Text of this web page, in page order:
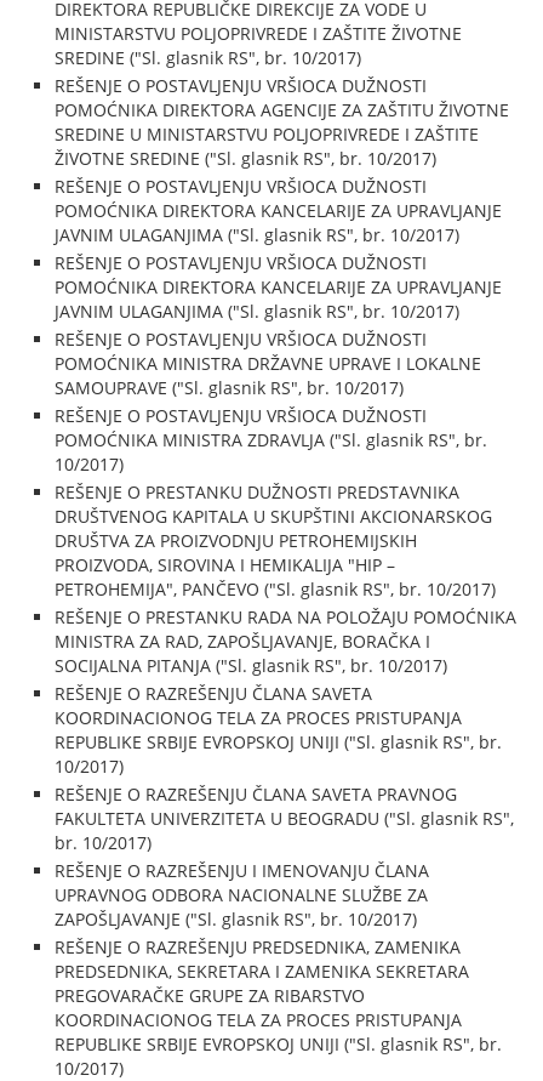
DIREKTORA REPUBLIČKE DIREKCIJE ZA VODE U
MINISTARSTVU POLJOPRIVREDE I ZAŠTITE ŽIVOTNE
SREDINE ("Sl. glasnik RS", br. 10/2017)
REŠENJE O POSTAVLJENJU VRŠIOCA DUŽNOSTI
POMOĆNIKA DIREKTORA AGENCIJE ZA ZAŠTITU ŽIVOTNE
SREDINE U MINISTARSTVU POLJOPRIVREDE I ZAŠTITE
ŽIVOTNE SREDINE ("Sl. glasnik RS", br. 10/2017)
REŠENJE O POSTAVLJENJU VRŠIOCA DUŽNOSTI
POMOĆNIKA DIREKTORA KANCELARIJE ZA UPRAVLJANJE
JAVNIM ULAGANJIMA ("Sl. glasnik RS", br. 10/2017)
REŠENJE O POSTAVLJENJU VRŠIOCA DUŽNOSTI
POMOĆNIKA DIREKTORA KANCELARIJE ZA UPRAVLJANJE
JAVNIM ULAGANJIMA ("Sl. glasnik RS", br. 10/2017)
REŠENJE O POSTAVLJENJU VRŠIOCA DUŽNOSTI
POMOĆNIKA MINISTRA DRŽAVNE UPRAVE I LOKALNE
SAMOUPRAVE ("Sl. glasnik RS", br. 10/2017)
REŠENJE O POSTAVLJENJU VRŠIOCA DUŽNOSTI
POMOĆNIKA MINISTRA ZDRAVLJA ("Sl. glasnik RS", br.
10/2017)
REŠENJE O PRESTANKU DUŽNOSTI PREDSTAVNIKA
DRUŠTVENOG KAPITALA U SKUPŠTINI AKCIONARSKOG
DRUŠTVA ZA PROIZVODNJU PETROHEMIJSKIH
PROIZVODA, SIROVINA I HEMIKALIJA "HIP –
PETROHEMIJA", PANČEVO ("Sl. glasnik RS", br. 10/2017)
REŠENJE O PRESTANKU RADA NA POLOŽAJU POMOĆNIKA
MINISTRA ZA RAD, ZAPOŠLJAVANJE, BORAČKA I
SOCIJALNA PITANJA ("Sl. glasnik RS", br. 10/2017)
REŠENJE O RAZREŠENJU ČLANA SAVETA
KOORDINACIONOG TELA ZA PROCES PRISTUPANJA
REPUBLIKE SRBIJE EVROPSKOJ UNIJI ("Sl. glasnik RS", br.
10/2017)
REŠENJE O RAZREŠENJU ČLANA SAVETA PRAVNOG
FAKULTETA UNIVERZITETA U BEOGRADU ("Sl. glasnik RS",
br. 10/2017)
REŠENJE O RAZREŠENJU I IMENOVANJU ČLANA
UPRAVNOG ODBORA NACIONALNE SLUŽBE ZA
ZAPOŠLJAVANJE ("Sl. glasnik RS", br. 10/2017)
REŠENJE O RAZREŠENJU PREDSEDNIKA, ZAMENIKA
PREDSEDNIKA, SEKRETARA I ZAMENIKA SEKRETARA
PREGOVARAČKE GRUPE ZA RIBARSTVO
KOORDINACIONOG TELA ZA PROCES PRISTUPANJA
REPUBLIKE SRBIJE EVROPSKOJ UNIJI ("Sl. glasnik RS", br.
10/2017)